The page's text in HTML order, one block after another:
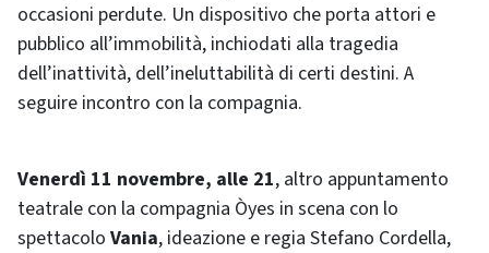
occasioni perdute. Un dispositivo che porta attori e
pubblico all’immobilità, inchiodati alla tragedia
dell’inattività, dell’ineluttabilità di certi destini. A
seguire incontro con la compagnia.
Venerdì 11 novembre, alle 21, altro appuntamento
teatrale con la compagnia Òyes in scena con lo
spettacolo Vania, ideazione e regia Stefano Cordella,